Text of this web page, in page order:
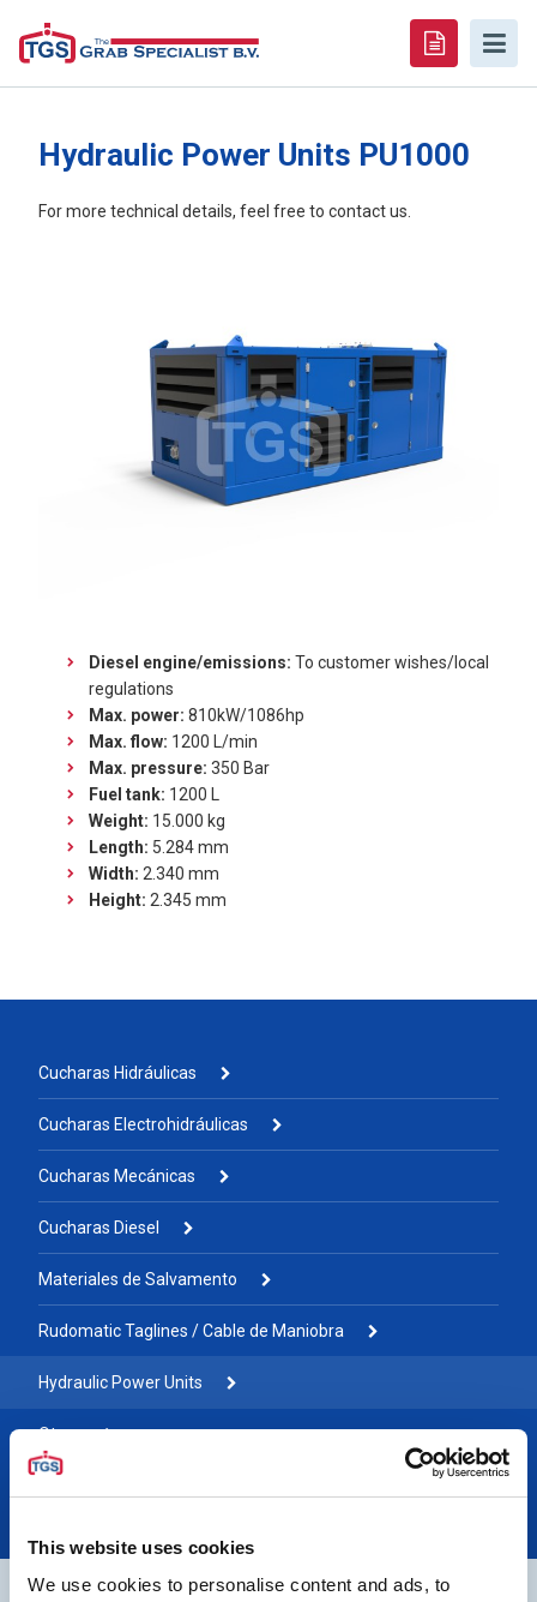
This website uses cookies
We use cookies to personalise content and ads, to
Hydraulic Power Units PU1000
For more technical details, feel free to contact us.
Diesel engine/emissions: To customer wishes/local
regulations
Max. power: 810kW/1086hp
Max. flow: 1200 L/min
Max. pressure: 350 Bar
Fuel tank: 1200 L
Weight: 15.000 kg
Length: 5.284 mm
Width: 2.340 mm
Height: 2.345 mm
Cucharas Hidráulicas
Cucharas Electrohidráulicas
Cucharas Mecánicas
Cucharas Diesel
Materiales de Salvamento
Rudomatic Taglines / Cable de Maniobra
Hydraulic Power Units
Otros